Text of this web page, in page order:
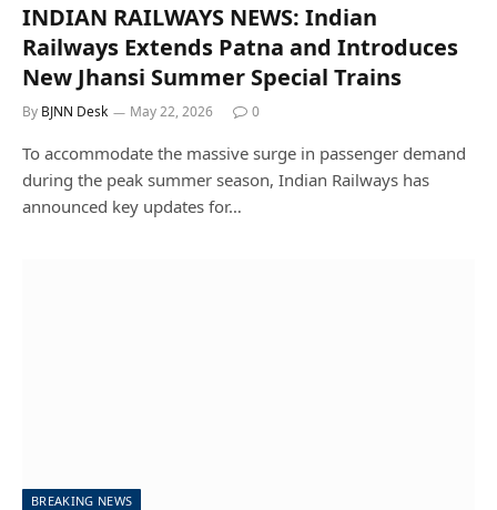
INDIAN RAILWAYS NEWS: Indian
Railways Extends Patna and Introduces
New Jhansi Summer Special Trains
By BJNN Desk May 22, 2026 0
To accommodate the massive surge in passenger demand
during the peak summer season, Indian Railways has
announced key updates for…
BREAKING NEWS